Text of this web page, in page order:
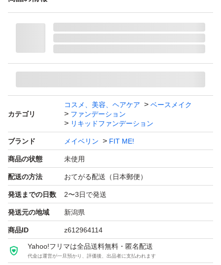
・パウダーのようなさらさら仕上げ
・SPF22でUV対策も◎
夜まできれいな仕上がりが続く、大人気ファンデーション
【新品・未開封】メイベリン フィットミー リキッド ファ
ンデーション R 112
カテゴリ
コスメ、美容、ヘアケア
ベースメイク
ファンデーション
リキッドファンデーション
ブランド メイベリン FIT ME!
商品の状態 未使用
配送の方法 おてがる配送（日本郵便）
発送までの日数 2〜3日で発送
発送元の地域 新潟県
商品ID z612964114
Yahoo!フリマは全品送料無料・匿名配送
代金は運営が一旦預かり、評価後、出品者に支払われます